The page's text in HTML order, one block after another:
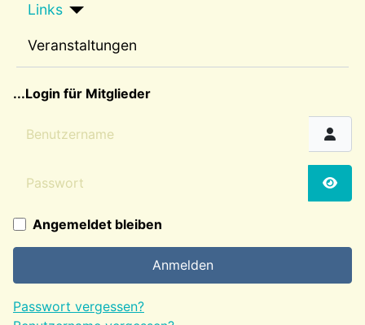
Links
Veranstaltungen
...Login für Mitglieder
Benutzername
Angemeldet bleiben
Anmelden
Passwort vergessen?